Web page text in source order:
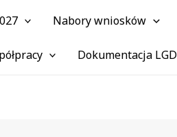
Nabory wniosków
Dokumentacja LGD